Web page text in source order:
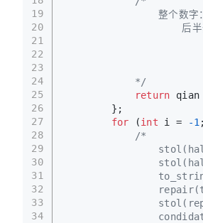
19
20
21
22
23
24
25
26
27
28
29
30
31
32
33
34
整个数字
后半
            */
return qian
        };
for (int i = -1
/*